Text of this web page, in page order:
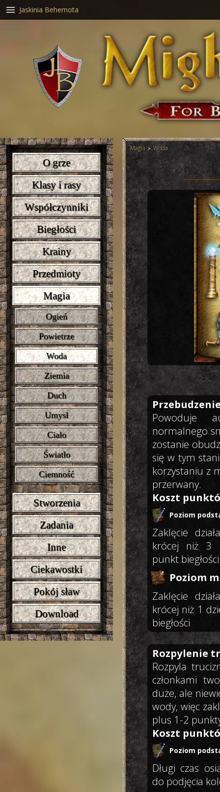
O grze
Klasy i rasy
Współczynniki
Biegłości
Krainy
Przedmioty
Magia
Ogień
Powietrze
Woda
Ziemia
Duch
Umysł
Ciało
Światło
Ciemność
Stworzenia
Zadania
Inne
Ciekawostki
Pokój sław
Download
Magia Woda
Powoduje
normalnego
zostanie
się w tym
korzystaniu z
przerwany.
Koszt
Poziom
Zaklęcie
krócej niż 3
punkt biegłości
Poziom
Zaklęcie
krócej niż 1
biegłości
Rozpylenie
Rozpyla
członkami
duże, ale
wody, więc
plus 1-2
Koszt
Poziom
Długi czas
do podjęcia
Jaskinia Behemota